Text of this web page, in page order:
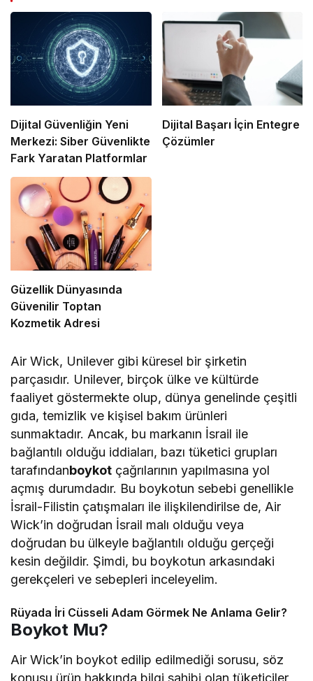
Dijital Güvenliğin Yeni
Merkezi: Siber Güvenlikte
Fark Yaratan Platformlar
Dijital Başarı İçin Entegre
Çözümler
Güzellik Dünyasında
Güvenilir Toptan
Kozmetik Adresi
Air Wick, Unilever gibi küresel bir şirketin
parçasıdır. Unilever, birçok ülke ve kültürde
faaliyet göstermekte olup, dünya genelinde çeşitli
gıda, temizlik ve kişisel bakım ürünleri
sunmaktadır. Ancak, bu markanın İsrail ile
bağlantılı olduğu iddiaları, bazı tüketici grupları
tarafındanboykot çağrılarının yapılmasına yol
açmış durumdadır. Bu boykotun sebebi genellikle
İsrail-Filistin çatışmaları ile ilişkilendirilse de, Air
Wick’in doğrudan İsrail malı olduğu veya
doğrudan bu ülkeyle bağlantılı olduğu gerçeği
kesin değildir. Şimdi, bu boykotun arkasındaki
gerekçeleri ve sebepleri inceleyelim.
Rüyada İri Cüsseli Adam Görmek Ne Anlama Gelir?
Boykot Mu?
Air Wick’in boykot edilip edilmediği sorusu, söz
konusu ürün hakkında bilgi sahibi olan tüketiciler